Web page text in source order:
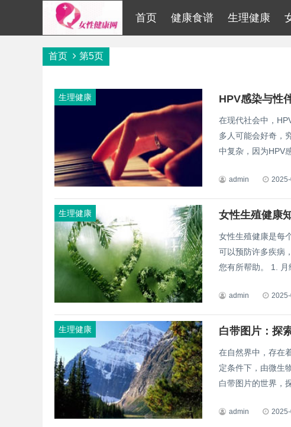
首页 健康食谱 生理健康
首页 第5页
生理健康 HPV感染与性
在现代社会中，
多人可能会好奇，
中复杂，因为HPV
admin
生理健康 女性生殖健康
女性生殖健康是每
可以预防许多疾病
您有所帮助。 1. 月
admin
生理健康 白带图片：探
在自然界中，存在
定条件下，由微生
白带图片的世界，
admin